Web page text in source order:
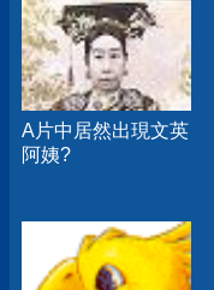
A片中居然出現文英
阿姨?